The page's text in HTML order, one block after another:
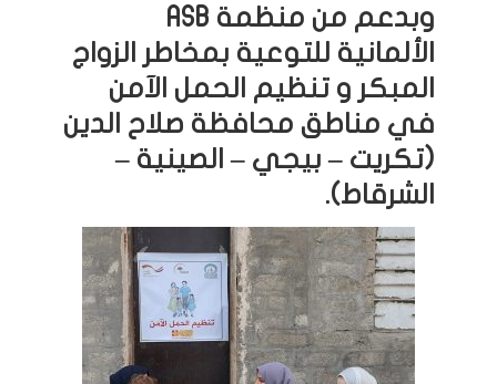
وبدعم من منظمة ASB
الألمانية للتوعية بمخاطر الزواج
المبكر و تنظيم الحمل الآمن
في مناطق محافظة صلاح الدين
(تكريت – بيجي – الصينية –
الشرقاط).